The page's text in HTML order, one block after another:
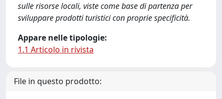
sulle risorse locali, viste come base di partenza per
sviluppare prodotti turistici con proprie specificità.
Appare nelle tipologie:
1.1 Articolo in rivista
File in questo prodotto: